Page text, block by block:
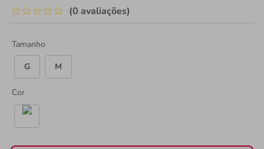
☆☆☆☆☆ (0 avaliações)
Tamanho
G
M
Cor